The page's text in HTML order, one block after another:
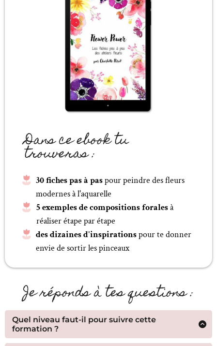
Dans ce ebook tu
trouveras :
30 fiches pas à paspour peindre des fleurs
modernes à l'aquarelle
5 exemples de compositions foralesà
réaliser étape par étape
des dizaines d'inspirationspour te donner
envie de sortir les pinceaux
Je réponds à tes questions :
Quel niveau faut-il pour suivre cette
formation ?
"Secrets d'aquarelle" est spécialement conçu pour